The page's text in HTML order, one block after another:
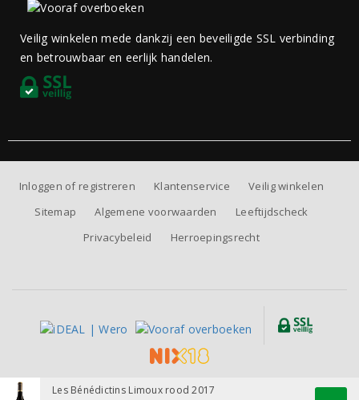
Les Bénédictins Limoux rood 2017
Veilig winkelen mede dankzij een beveiligde SSL verbinding
en betrouwbaar en eerlijk handelen.
Inloggen of registreren Klantenservice
Veilig winkelen
Sitemap
Algemene voorwaarden
Leeftijdscheck
Privacybeleid
Herroepingsrecht
Alle prijzen zijn inclusief BTW, exclusief eventuele verzendkosten.